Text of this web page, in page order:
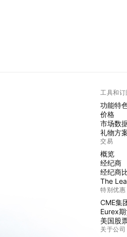
工具和订
功能特
价格
市场数
礼物方
交易
概览
经纪商
经纪商
The
特别优惠
CME集
Eurex
美国股
关于公司